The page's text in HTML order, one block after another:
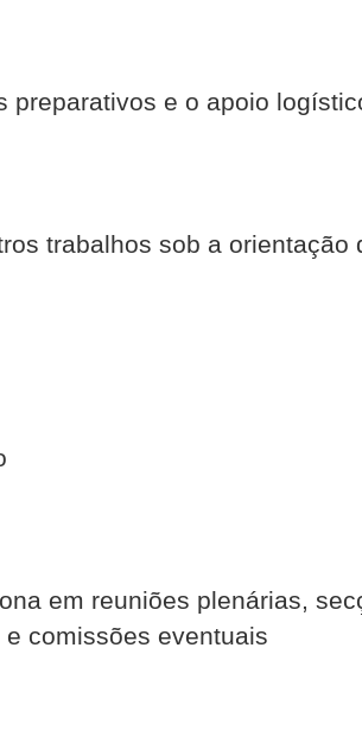
preparativos e o apoio
trabalhos sob a orientação
em reuniões plenárias,
comissões eventuais